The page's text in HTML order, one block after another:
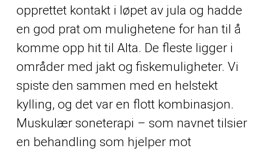
opprettet kontakt i løpet av jula og hadde
en god prat om mulighetene for han til å
komme opp hit til Alta. De fleste ligger i
områder med jakt og fiskemuligheter. Vi
spiste den sammen med en helstekt
kylling, og det var en flott kombinasjon.
Muskulær soneterapi – som navnet tilsier
en behandling som hjelper mot